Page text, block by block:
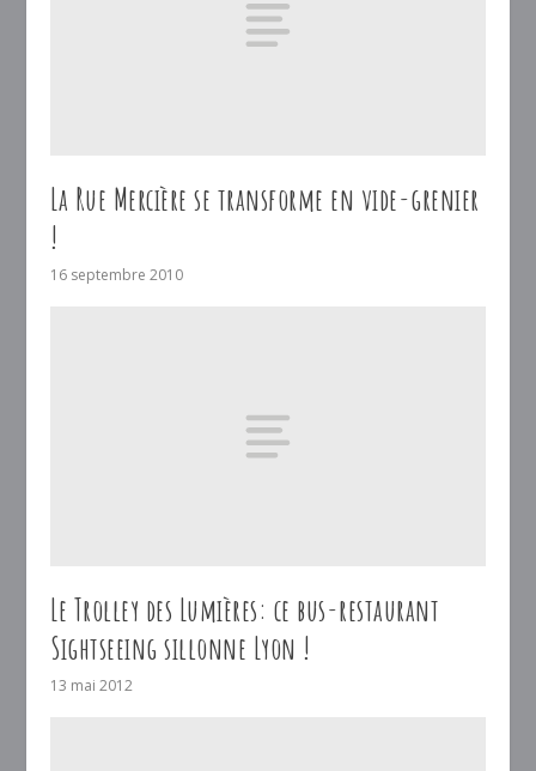
La Rue Mercière se transforme en vide-grenier
!
16 septembre 2010
Le Trolley des Lumières: ce bus-restaurant
Sightseeing sillonne Lyon !
13 mai 2012